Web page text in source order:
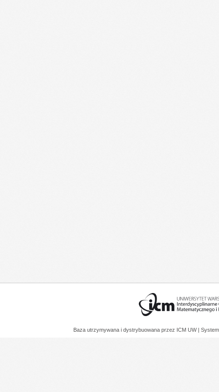
Baza utrzymywana i dystrybuowana przez ICM UW |